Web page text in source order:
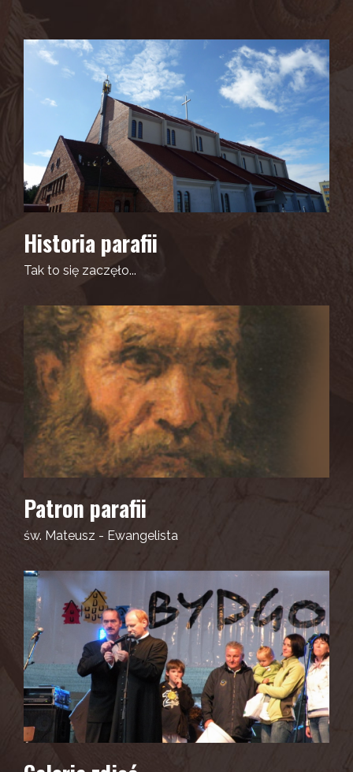
Historia parafii
Tak to się zaczęło...
Patron parafii
św. Mateusz - Ewangelista